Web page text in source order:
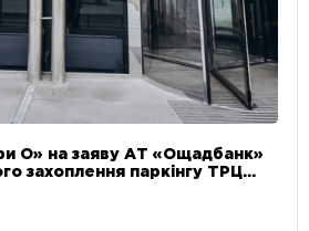
О» на заяву АТ «Ощадбанк»
захоплення паркінгу ТРЦ